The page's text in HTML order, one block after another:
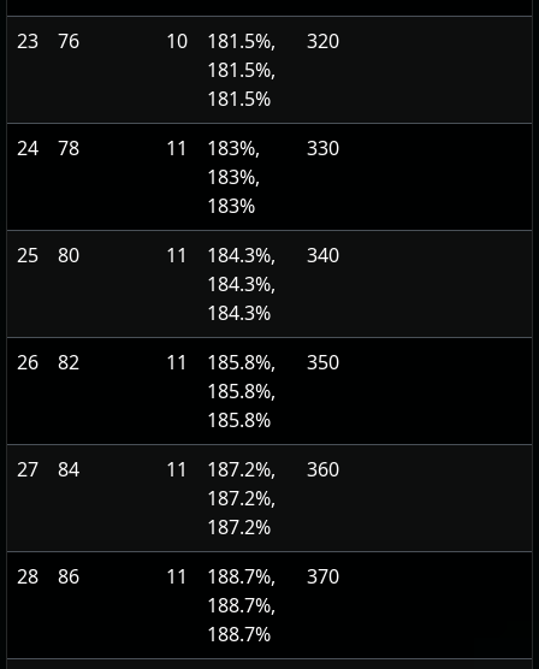
23
76 10
181.5%,
181.5%,
181.5%
320
24 78 11
183%,
183%,
183%
330
25 80 11
184.3%,
184.3%,
184.3%
340
26 82 11
185.8%,
185.8%,
185.8%
350
27 84 11
187.2%,
187.2%,
187.2%
360
28 86 11
188.7%,
188.7%,
188.7%
370